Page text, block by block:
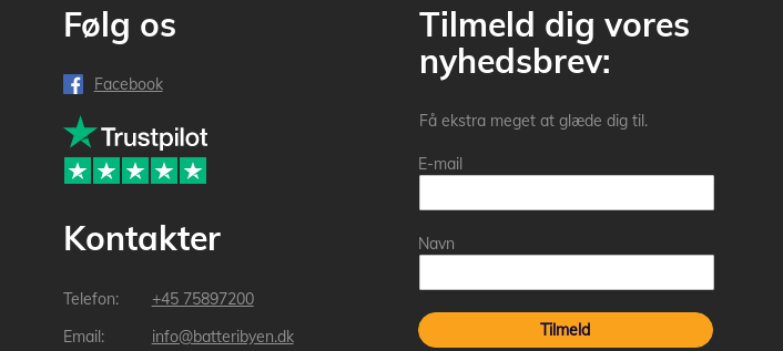
Følg os
Facebook
Kontakter
+45 75897200
info@batteribyen.dk
Tilmeld dig vores
nyhedsbrev:
Få ekstra meget at glæde dig til.
E-mail
Navn
Tilmeld